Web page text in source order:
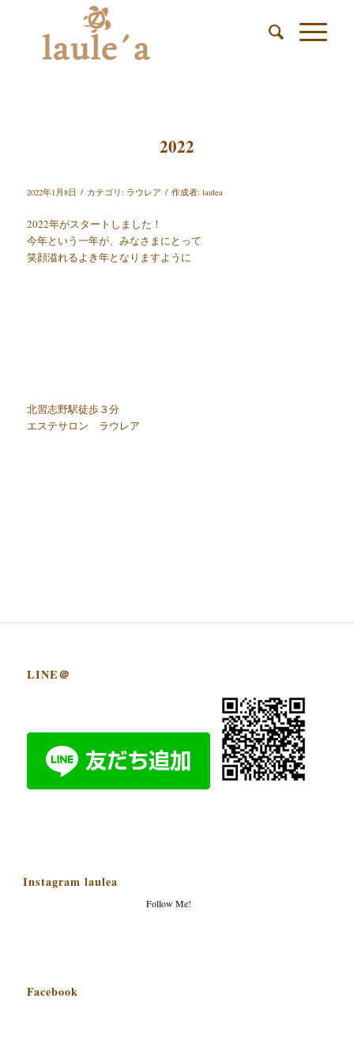
2022
2022年1月8日 / カテゴリ: ラウレア / 作成者: laulea
2022年がスタートしました！
今年という一年が、みなさまにとって
笑顔溢れるよき年となりますように
北習志野駅徒歩３分
エステサロン ラウレア
LINE＠
Instagram laulea
Follow Me!
Facebook